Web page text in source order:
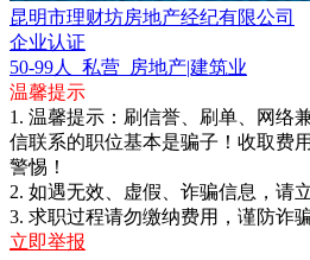
昆明市理财坊房地产经纪有限公司
企业认证
50-99人
私营 房地产|建筑业
温馨提示
1. 温馨提示：刷信誉、刷单、网络
信联系的职位基本是骗子！收取费
警惕！
2. 如遇无效、虚假、诈骗信息，请
3. 求职过程请勿缴纳费用，谨防诈
立即举报